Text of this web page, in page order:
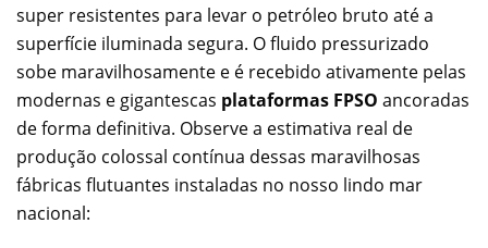
super resistentes para levar o petróleo bruto até a
superfície iluminada segura. O fluido pressurizado
sobe maravilhosamente e é recebido ativamente pelas
modernas e gigantescas plataformas FPSO ancoradas
de forma definitiva. Observe a estimativa real de
produção colossal contínua dessas maravilhosas
fábricas flutuantes instaladas no nosso lindo mar
nacional: